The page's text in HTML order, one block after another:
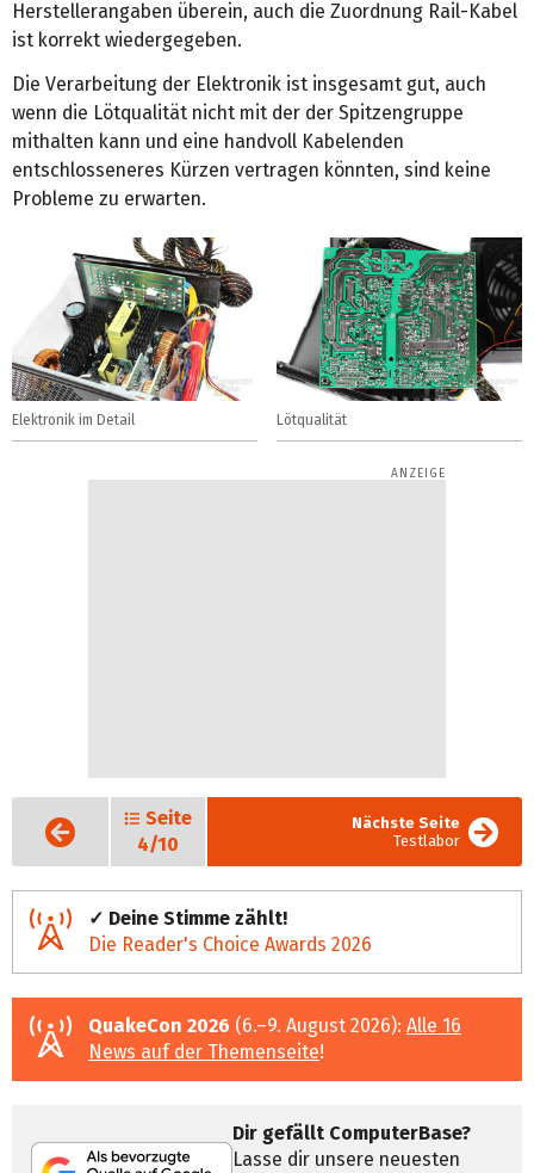
Herstellerangaben überein, auch die Zuordnung Rail-Kabel
ist korrekt wiedergegeben.
Die Verarbeitung der Elektronik ist insgesamt gut, auch
wenn die Lötqualität nicht mit der der Spitzengruppe
mithalten kann und eine handvoll Kabelenden
entschlosseneres Kürzen vertragen könnten, sind keine
Probleme zu erwarten.
Elektronik im Detail Lötqualität
Vorige
Seite
Seite
4/10
Nächste Seite
Testlabor
✓ Deine Stimme zählt!
Die Reader's Choice Awards 2026
QuakeCon 2026 (6.–9. August 2026): Alle 16
News auf der Themenseite!
Dir gefällt ComputerBase?
Lasse dir unsere neuesten